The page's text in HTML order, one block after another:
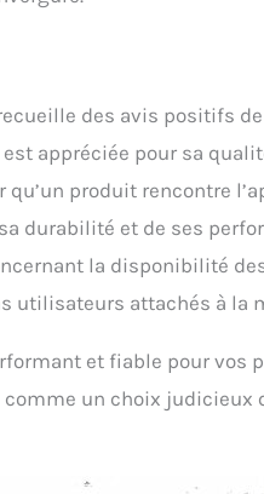
des avis positifs
appréciée pour sa
produit rencontre
durabilité et de ses
la disponibilité
utilisateurs attachés à la
et fiable pour vos
comme un choix